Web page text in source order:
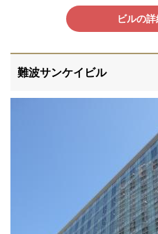
ビルの
難波サンケイビル